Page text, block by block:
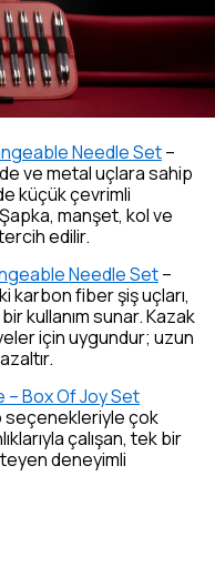
Needle Set–
ve metal uçlara sahip
küçük çevrimli
manşet, kol ve
edilir.
Needle Set–
karbon fiber şiş uçları,
kullanım sunar. Kazak
için uygundur; uzun
Box Of Joy Set
seçenekleriyle çok
çalışan, tek bir
deneyimli